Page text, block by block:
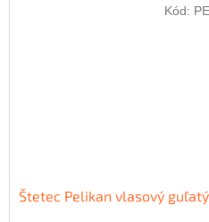
Štetec Pelikan vlasový
Kód: